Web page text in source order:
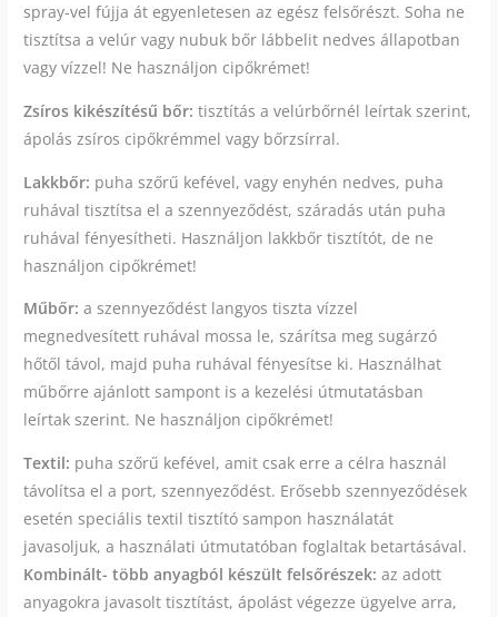
spray-vel fújja át egyenletesen az egész felsőrészt. Soha ne
tisztítsa a velúr vagy nubuk bőr lábbelit nedves állapotban
vagy vízzel! Ne használjon cipőkrémet!
Zsíros kikészítésű bőr:tisztítás a velúrbőrnél leírtak szerint,
ápolás zsíros cipőkrémmel vagy bőrzsírral.
Lakkbőr: puha szőrű kefével, vagy enyhén nedves, puha
ruhával tisztítsa el a szennyeződést, száradás után puha
ruhával fényesítheti. Használjon lakkbőr tisztítót, de ne
használjon cipőkrémet!
Műbőr:a szennyeződést langyos tiszta vízzel
megnedvesített ruhával mossa le, szárítsa meg sugárzó
hőtől távol, majd puha ruhával fényesítse ki. Használhat
műbőrre ajánlott sampont is a kezelési útmutatásban
leírtak szerint. Ne használjon cipőkrémet!
Textil: puha szőrű kefével, amit csak erre a célra használ
távolítsa el a port, szennyeződést. Erősebb szennyeződések
esetén speciális textil tisztító sampon használatát
javasoljuk, a használati útmutatóban foglaltak betartásával.
Kombinált- több anyagból készült felsőrészek: az adott
anyagokra javasolt tisztítást, ápolást végezze ügyelve arra,